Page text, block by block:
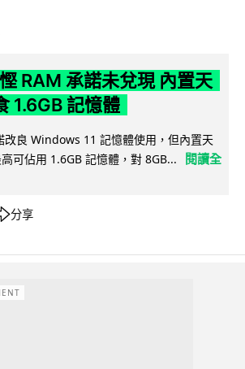
RAM 承諾未兌現 內置天
1.6GB 記憶體
良 Windows 11 記憶體使用，但內置天
可佔用 1.6GB 記憶體，對 8GB...
閱讀全
分享